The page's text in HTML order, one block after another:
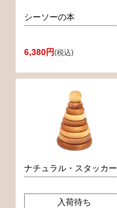
シーソーの本
6,380円(税込)
ナチュラル・スタッカー
入荷待ち